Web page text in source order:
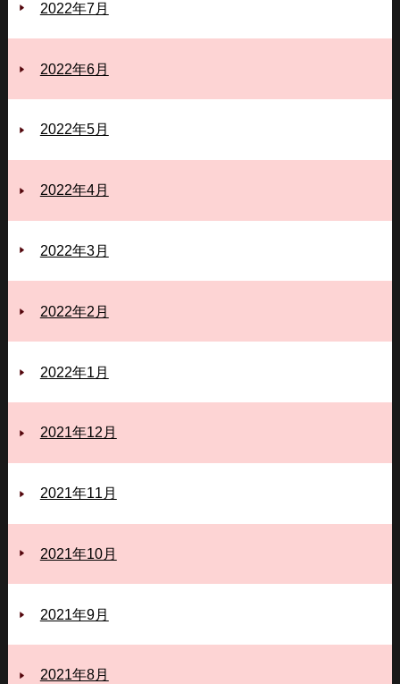
2022年7月
2022年6月
2022年5月
2022年4月
2022年3月
2022年2月
2022年1月
2021年12月
2021年11月
2021年10月
2021年9月
2021年8月